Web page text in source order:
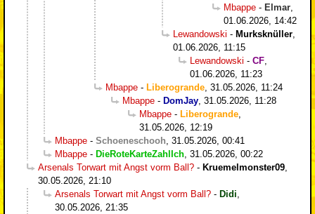
Mbappe - Elmar
01.06.2026, 14:42
Lewandowski - Murksknüller
01.06.2026, 11:15
Lewandowski - CF
01.06.2026, 11:23
Mbappe - Liberogrande 31.05.2026, 11:24
Mbappe - DomJay 31.05.2026, 11:28
Mbappe - Liberogrande
31.05.2026, 12:19
Mbappe - Schoeneschooh 31.05.2026, 00:41
Mbappe - DieRoteKarteZahlIch 31.05.2026, 00:22
Arsenals Torwart mit Angst vorm Ball? - Kruemelmonster09
30.05.2026, 21:10
Arsenals Torwart mit Angst vorm Ball? - Didi
30.05.2026, 21:35